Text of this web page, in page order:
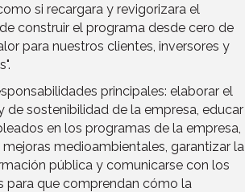
si recargara y revigorizara el
construir el programa desde cero de
para nuestros clientes, inversores y
principales: elaborar el
de sostenibilidad de la empresa, educar
en los programas de la empresa,
medioambientales, garantizar la
pública y comunicarse con los
para que comprendan cómo la